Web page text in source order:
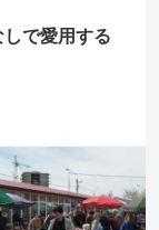
しで愛用する